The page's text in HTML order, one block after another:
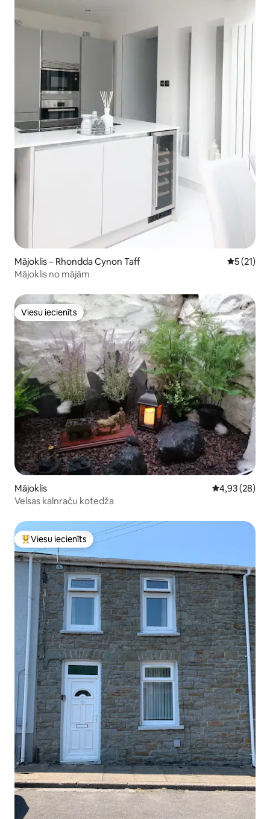
Mājoklis – Rhondda Cynon Taff Vidējais
5 (21)
Mājoklis no mājām
Viesu iecienīts
Viesu iecienīts
Mājoklis Vidējais
4,93 (28)
Velsas kalnraču kotedža
Populārs viesu iecienīts mājoklis
Viesu iecienīts